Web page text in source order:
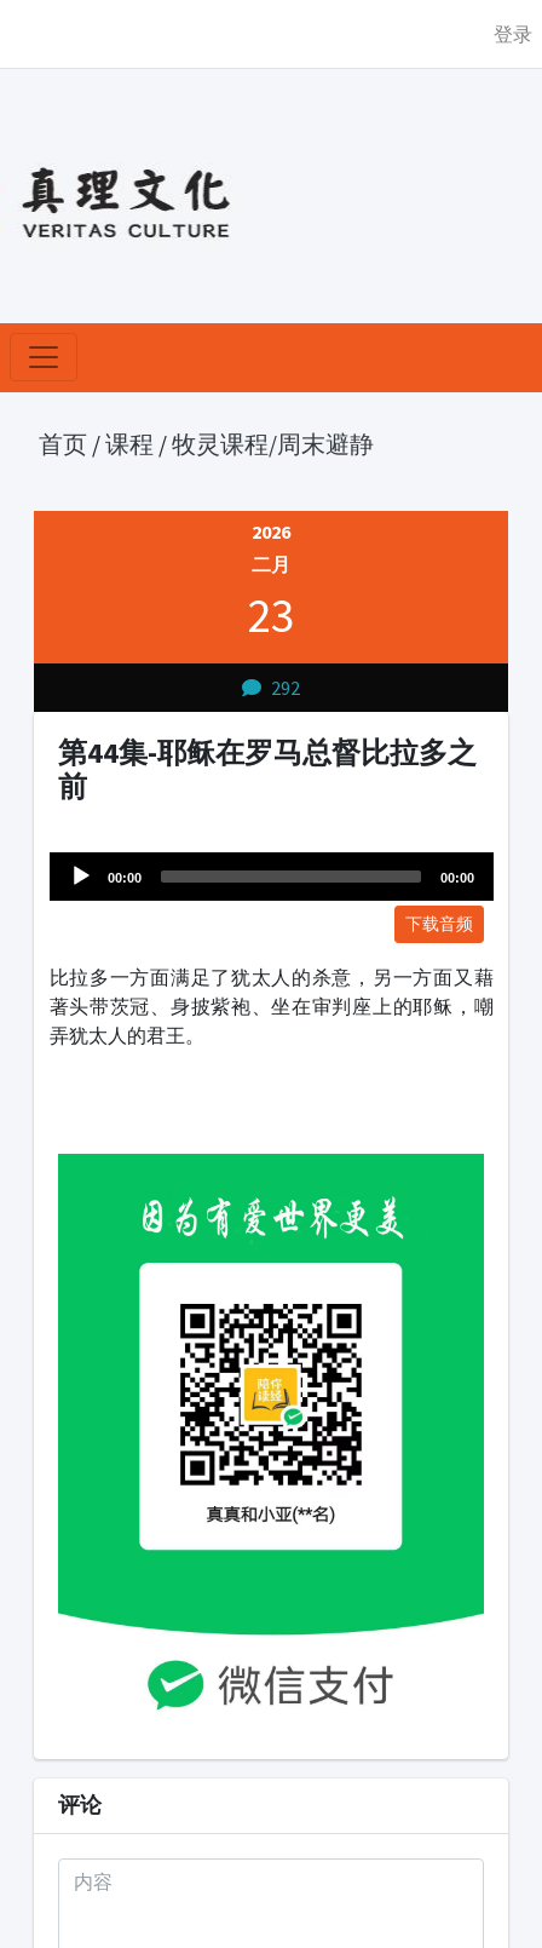
登录
首页 /课程 /牧灵课程/周末避静
2026
二月
23
292
第44集-耶稣在罗马总督比拉多之
前
Player
00:00 00:00
下载音频
比拉多一方面满足了犹太人的杀意，另一方面又藉
著头带茨冠、身披紫袍、坐在审判座上的耶稣，嘲
弄犹太人的君王。
评论